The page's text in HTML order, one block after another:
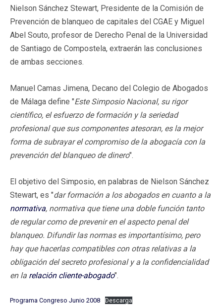
Nielson Sánchez Stewart, Presidente de la Comisión de
Prevención de blanqueo de capitales del CGAE y Miguel
Abel Souto, profesor de Derecho Penal de la Universidad
de Santiago de Compostela, extraerán las conclusiones
de ambas secciones.
Manuel Camas Jimena, Decano del Colegio de Abogados
de Málaga define "Este Simposio Nacional, su rigor
científico, el esfuerzo de formación y la seriedad
profesional que sus componentes atesoran, es la mejor
forma de subrayar el compromiso de la abogacía con la
prevención del blanqueo de dinero".
El objetivo del Simposio, en palabras de Nielson Sánchez
Stewart, es "dar formación a los abogados en cuanto a la
normativa, normativa que tiene una doble función tanto
de regular como de prevenir en el aspecto penal del
blanqueo. Difundir las normas es importantísimo, pero
hay que hacerlas compatibles con otras relativas a la
obligación del secreto profesional y a la confidencialidad
en la relación cliente-abogado".
Programa Congreso Junio 2008 Descarga